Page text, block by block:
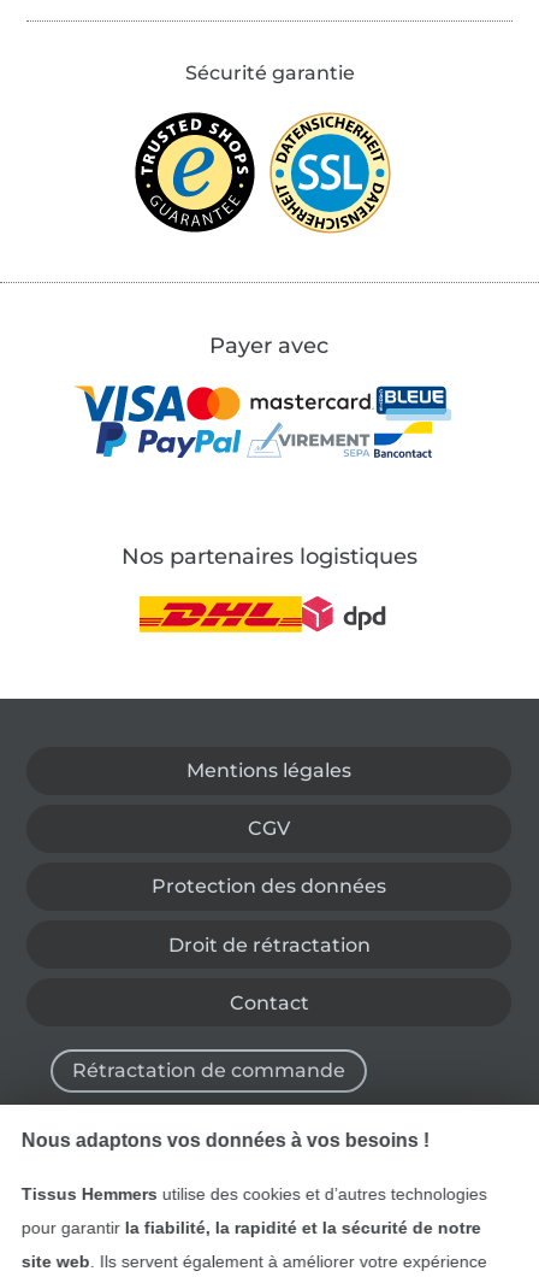
Sécurité garantie
Payer avec
Nos partenaires logistiques
Mentions légales
CGV
Protection des données
Droit de rétractation
Contact
Rétractation de commande
Nous adaptons vos données à vos besoins !
Tissus Hemmers utilise des cookies et d’autres technologies
pour garantir la fiabilité, la rapidité et la sécurité de notre
site web . Ils servent également à améliorer votre expérience